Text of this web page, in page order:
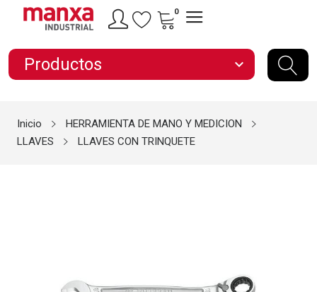
0
Productos expand_more
Inicio
HERRAMIENTA DE MANO Y MEDICION
LLAVES
LLAVES CON TRINQUETE